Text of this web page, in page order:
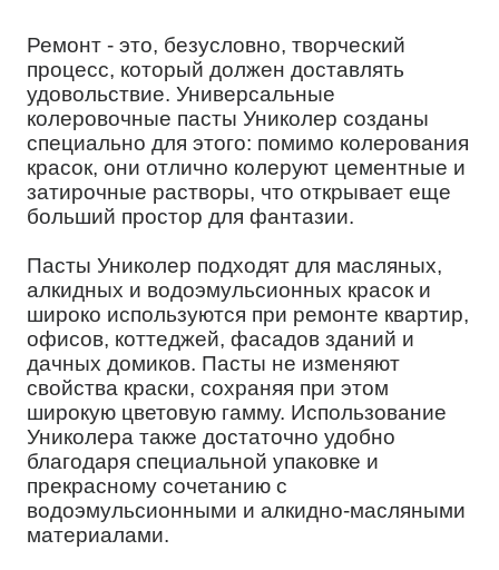
Ремонт - это, безусловно, творческий
процесс, который должен доставлять
удовольствие. Универсальные
колеровочные пасты Униколер созданы
специально для этого: помимо колерования
красок, они отлично колеруют цементные и
затирочные растворы, что открывает еще
больший простор для фантазии.
Пасты Униколер подходят для масляных,
алкидных и водоэмульсионных красок и
широко используются при ремонте квартир,
офисов, коттеджей, фасадов зданий и
дачных домиков. Пасты не изменяют
свойства краски, сохраняя при этом
широкую цветовую гамму. Использование
Униколера также достаточно удобно
благодаря специальной упаковке и
прекрасному сочетанию с
водоэмульсионными и алкидно-масляными
материалами.